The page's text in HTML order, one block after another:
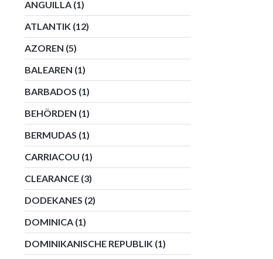
ANGUILLA (1)
ATLANTIK (12)
AZOREN (5)
BALEAREN (1)
BARBADOS (1)
BEHÖRDEN (1)
BERMUDAS (1)
CARRIACOU (1)
CLEARANCE (3)
DODEKANES (2)
DOMINICA (1)
DOMINIKANISCHE REPUBLIK (1)